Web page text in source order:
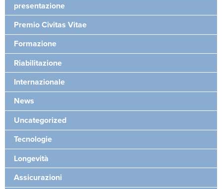
presentazione
Premio Civitas Vitae
Formazione
Riabilitazione
Internazionale
News
Uncategorized
Tecnologie
Longevità
Assicurazioni